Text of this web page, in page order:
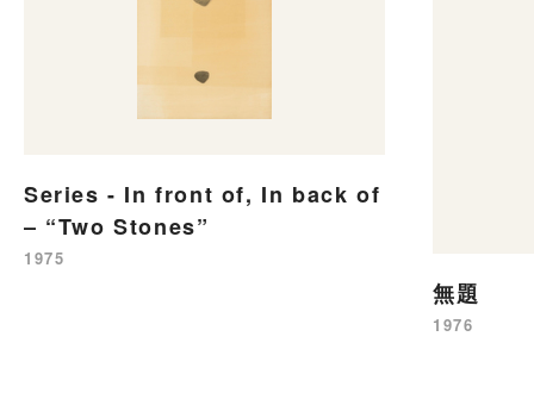
Series - In front of, In back of
– “Two Stones”
1975
無題
1976